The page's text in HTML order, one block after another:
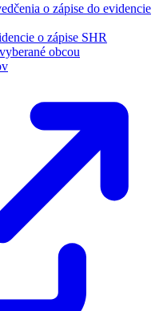
o zápise do evidencie
o zápise SHR
obcou